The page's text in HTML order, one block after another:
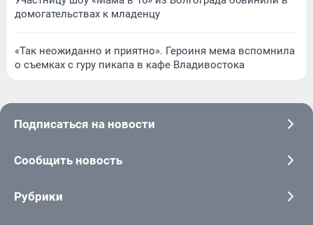
домогательствах к младенцу
«Так неожиданно и приятно». Героиня мема вспомнила
о съемках с гуру пикапа в кафе Владивостока
Подписаться на новости
Сообщить новость
Рубрики